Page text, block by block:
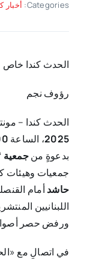
Categories: أخبار
الحدث كندا خاص
رؤوف نجم
الحدث كندا –
2025، الساعة
بدعوةٍ منجمعية
جمعيات وهيئات
حاشدأمام
اللبنانيين
ورفض حصر
في اتصالٍ مع